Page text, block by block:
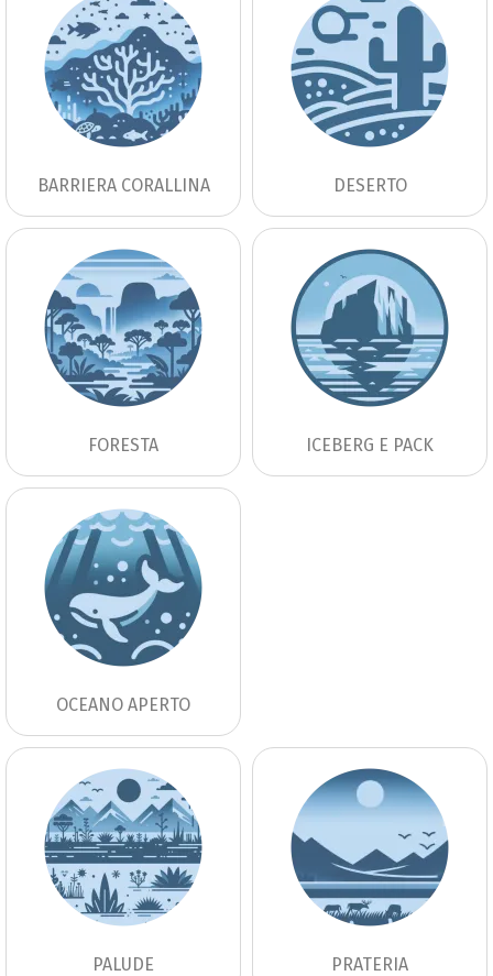
BARRIERA CORALLINA DESERTO
FORESTA ICEBERG E PACK
OCEANO APERTO
PALUDE PRATERIA